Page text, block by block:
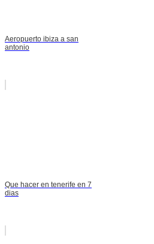
Aeropuerto ibiza a san
antonio
Que hacer en tenerife en 7
dias